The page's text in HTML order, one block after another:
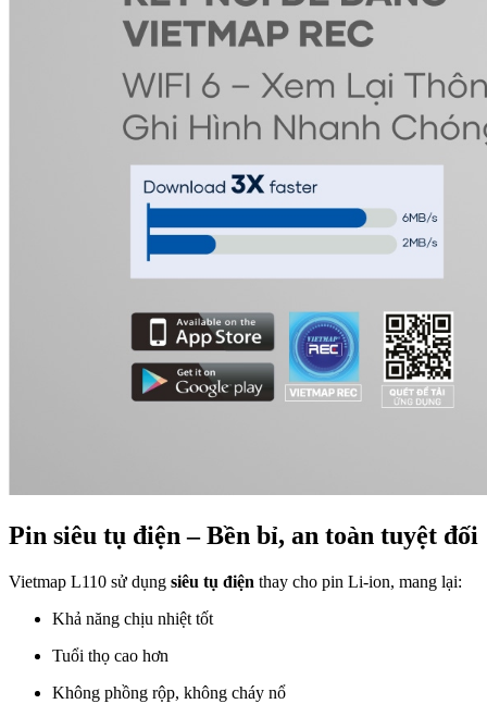
Pin siêu tụ điện – Bền bỉ, an toàn tuyệt đối
Vietmap L110 sử dụng siêu tụ điện thay cho pin Li-ion, mang lại:
Khả năng chịu nhiệt tốt
Tuổi thọ cao hơn
Không phồng rộp, không cháy nổ